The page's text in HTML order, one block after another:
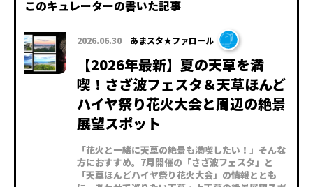
このキュレーターの書いた記事
2026.06.30 あまスタ★ファロール
【2026年最新】夏の天草を満
喫！さざ波フェスタ＆天草ほんど
ハイヤ祭り花火大会と周辺の絶景
展望スポット
「花火と一緒に天草の絶景も満喫したい！」そんな
方におすすめ。7月開催の「さざ波フェスタ」と
「天草ほんどハイヤ祭り花火大会」の情報ととも